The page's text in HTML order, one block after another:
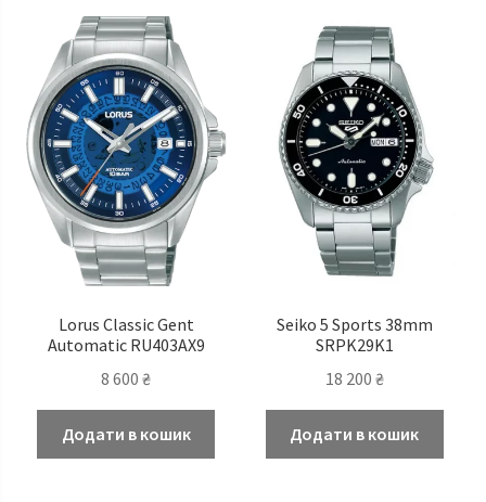
Lorus Classic Gent
Automatic RU403AX9
8 600₴
Додати в кошик
Seiko 5 Sports 38mm
SRPK29K1
18 200 ₴
Додати в кошик